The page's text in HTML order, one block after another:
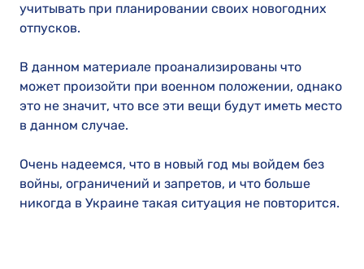
учитывать при планировании своих новогодних
отпусков.
В данном материале проанализированы что
может произойти при военном положении, однако
это не значит, что все эти вещи будут иметь место
в данном случае.
Очень надеемся, что в новый год мы войдем без
войны, ограничений и запретов, и что больше
никогда в Украине такая ситуация не повторится.